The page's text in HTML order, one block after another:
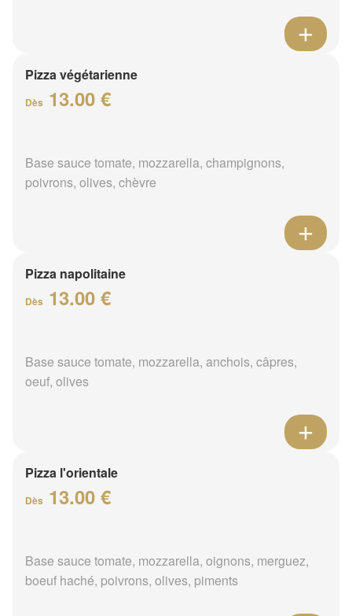
Pizza végétarienne
Dès 13.00 €
Base sauce tomate, mozzarella, champignons,
poivrons, olives, chèvre
Pizza napolitaine
Dès 13.00 €
Base sauce tomate, mozzarella, anchois, câpres,
oeuf, olives
Pizza l'orientale
Dès 13.00 €
Base sauce tomate, mozzarella, oignons, merguez,
boeuf haché, poivrons, olives, piments